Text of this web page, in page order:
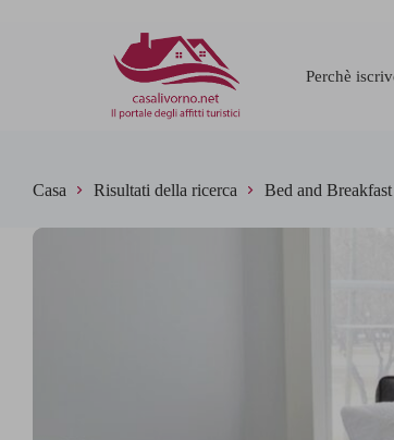
Perchè
Casa Risultati della ricerca Bed and Breakfast